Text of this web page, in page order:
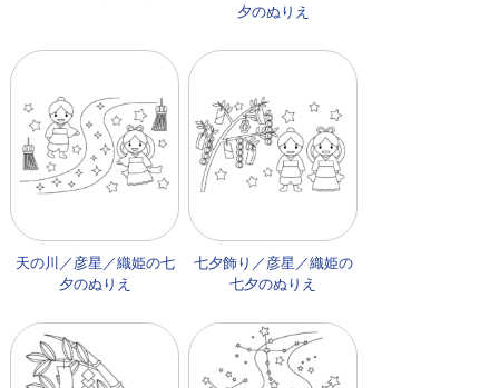
夕のぬりえ
天の川／彦星／織姫の七
夕のぬりえ
七夕飾り／彦星／織姫の
七夕のぬりえ